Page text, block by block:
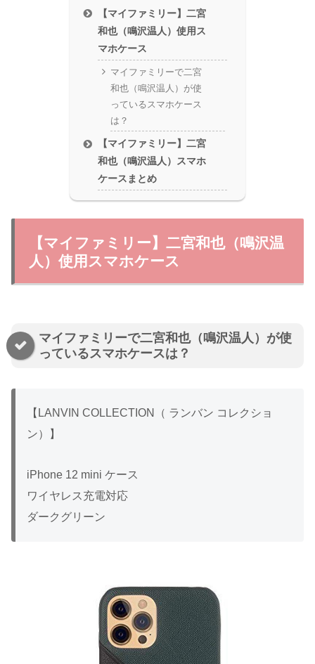
【マイファミリー】二宮
和也（鳴沢温人）使用ス
マホケース
マイファミリーで二宮
和也（鳴沢温人）が使
っているスマホケース
は？
【マイファミリー】二宮
和也（鳴沢温人）スマホ
ケースまとめ
【マイファミリー】二宮和也（鳴沢温
人）使用スマホケース
マイファミリーで二宮和也（鳴沢温人）が使
っているスマホケースは？
【LANVIN COLLECTION（ ランバン コレクショ
ン）】
iPhone 12 mini ケース
ワイヤレス充電対応
ダークグリーン